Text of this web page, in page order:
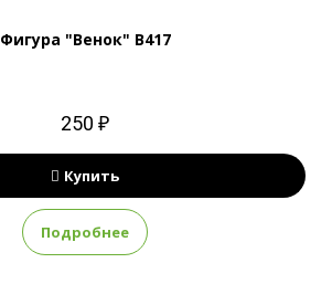
Фигура "Венок" B417
250 ₽
Купить
Подробнее